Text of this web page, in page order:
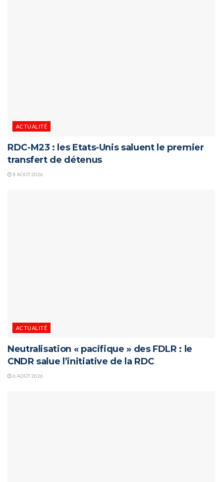
ACTUALITÉ
RDC-M23 : les Etats-Unis saluent le premier
transfert de détenus
8 AOÛT 2026
ACTUALITÉ
Neutralisation « pacifique » des FDLR : le
CNDR salue l’initiative de la RDC
6 AOÛT 2026